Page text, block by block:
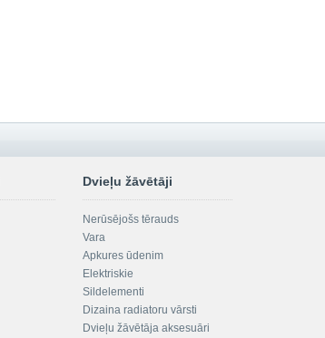
Dvieļu žāvētāji
Nerūsējošs tērauds
Vara
Apkures ūdenim
Elektriskie
Sildelementi
Dizaina radiatoru vārsti
Dvieļu žāvētāja aksesuāri